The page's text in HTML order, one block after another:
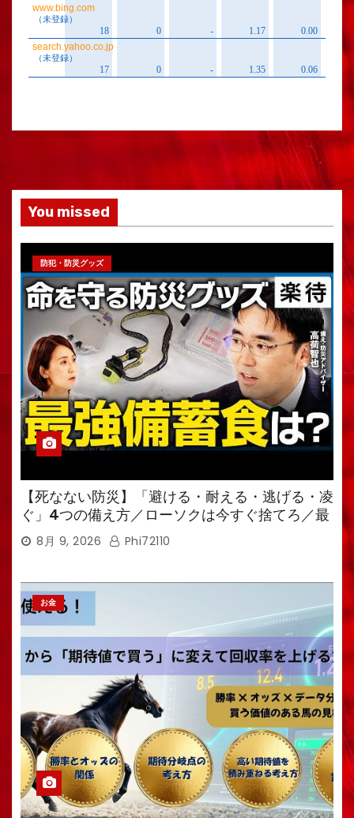
You missed
防犯・防災グッズ
【死なない防災】「避ける・耐える・逃げる・凌
ぐ」4つの備え方／ローソクは今すぐ捨てろ／最
強備蓄食は「羊羹」／トイレ備蓄がなければ食料
も無意味
8月 9, 2026 Phi72110
お金